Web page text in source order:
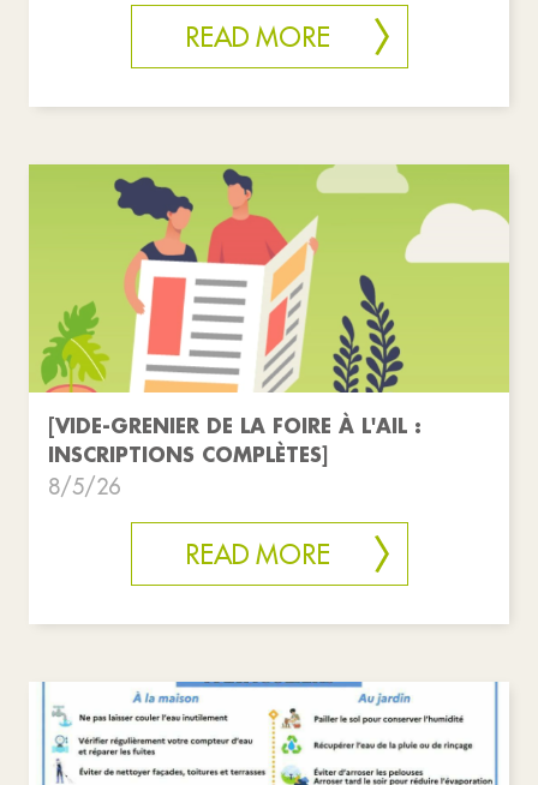
READ MORE
[VIDE-GRENIER DE LA FOIRE À L'AIL :
INSCRIPTIONS COMPLÈTES]
8/5/26
READ MORE